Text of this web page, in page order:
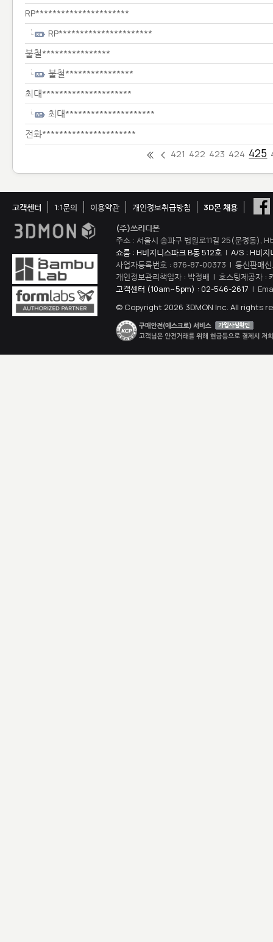
RP**********************
RP**********************
불철****************
불철****************
최대*********************
최대*********************
전화**********************
421 422 423 424 425
고객센터 1:1문의 이용약관 개인정보취급방침
3D몬 채용
(주)쓰리디몬
주소 : 서울시 송파구 법원로11길 25(문정동),
쇼룸 : H비지니스파크 B동 512호 | A/S : H비지
사업자등록번호 : 876-87-00373 | 통신판매
개인정보관리책임자 : 박정배 | 호스팅제공자 :
고객센터 (10am~5pm) : 02-546-2617 |
© Copyright 2026 3DMON Inc. All rights